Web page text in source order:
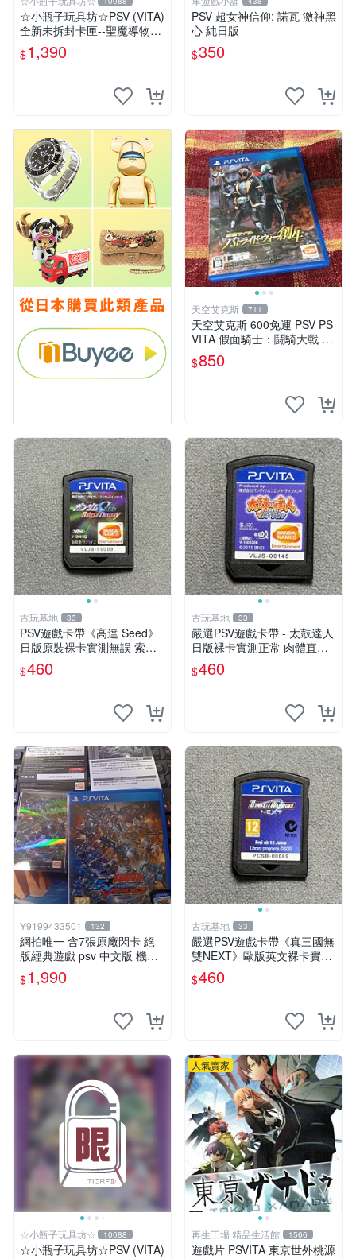
☆小瓶子玩具坊☆PSV (VITA)
全新未拆封卡匣--聖魔導物語
(日版)
$1,390
PSV 超女神信仰: 諾瓦 激神黑
心 純日版
$350
天空艾克斯 711
天空艾克斯 600免運 PSV PS
VITA 假面騎士：鬪騎大戰 創
生 普通版 純日版
$850
古玩基地 33
PSV遊戲卡帶《高達 Seed》
日版原裝裸卡實測無誤 索尼
專機獨享嚴選推薦 psv 高達
無誤卡帶
$460
古玩基地 33
嚴選PSV遊戲卡帶 - 太鼓達人
日版裸卡實測正常 肉體直銷
Sony官方認證 太鼓達人 PSV
日版裸卡 測試無誤 PSV機專
$460
Y9199433501 132
網拍唯一 含7張原廠閃卡 絕
版經典遊戲 psv 中文版 機動
戰士 鋼彈 極限VS. FORCE
$1,990
古玩基地 33
嚴選PSV遊戲卡帶《真三國無
雙NEXT》歐版英文裸卡實測
正常全新到貨 真三國無雙 PS
V 游戲卡帶 任玩無雙
$460
☆小瓶子玩具坊☆ 10088
☆小瓶子玩具坊☆PSV (VITA)
人氣賣家
再生工場 精品生活館 1566
遊戲片 PSVITA 東京世外桃源